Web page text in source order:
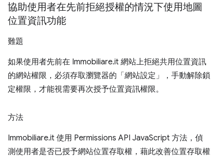
協助使用者在先前拒絕授權的情況下使用地圖
位置資訊功能
難題
如果使用者先前在 Immobiliare.it 網站上拒絕共用位置資訊
的網站權限，必須存取瀏覽器的「網站設定」，手動解除鎖
定權限，才能視需要再次授予位置資訊權限。
方法
Immobiliare.it 使用 Permissions API JavaScript 方法，偵
測使用者是否已授予網站位置存取權，藉此改善位置存取權